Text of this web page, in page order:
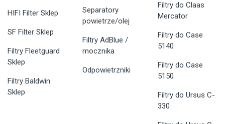
HIFI Filter Sklep
SF Filter Sklep
Filtry Fleetguard
Sklep
Filtry Baldwin
Sklep
Separatory
powietrze/olej
Filtry AdBlue /
mocznika
Odpowietrzniki
Filtry do Claas
Mercator
Filtry do Case
5140
Filtry do Case
5150
Filtry do Ursus C-
330